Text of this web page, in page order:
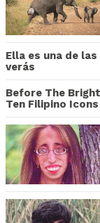
Ella es una de
verás
Before The
Ten Filipino